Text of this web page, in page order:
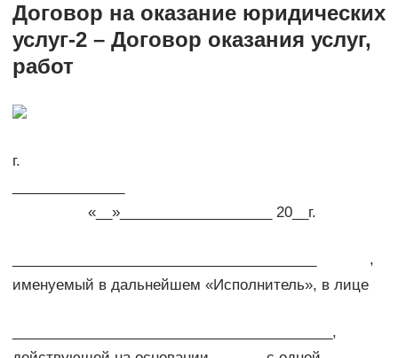
Договор на оказание юридических
услуг-2 – Договор оказания услуг,
работ
г.
«__»___________________ 20__г.
______________________________________ ,
именуемый в дальнейшем «Исполнитель», в лице
________________________________________,